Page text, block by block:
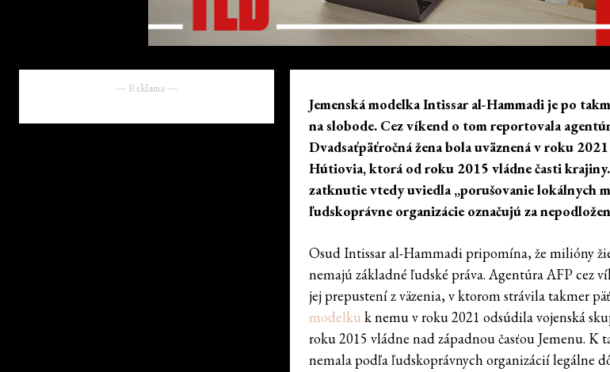
― Reklama ―
Jemenská modelka Intissar al-Hammadi je po
na slobode. Cez víkend o tom reportovala
Dvadsaťpäťročná žena bola uväznená v roku
Hútiovia, ktorá od roku 2015 vládne časti
zatknutie vtedy uviedla „porušovanie lokálnych
ľudskoprávne organizácie označujú za
Osud Intissar al-Hammadi pripomína, že milióny
nemajú základné ľudské práva. Agentúra AFP cez
jej prepustení z väzenia, v ktorom strávila takmer
modelku k nemu v roku 2021 odsúdila vojenská
roku 2015 vládne nad západnou časťou Jemenu.
nemala podľa ľudskoprávnych organizácií legálne